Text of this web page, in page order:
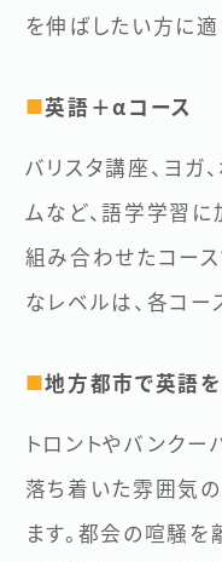
を伸ばしたい方に適
■英語＋αコース
バリスタ講座、ヨガ
ムなど、語学学習
組み合わせたコー
なレベルは、各コー
■地方都市で英語
トロントやバンクー
落ち着いた雰囲気
ます。都会の喧騒を